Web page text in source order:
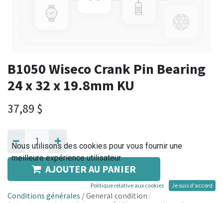
B1050 Wiseco Crank Pin Bearing
24 x 32 x 19.8mm KU
37,89 $
AJOUTER AU PANIER
Conditions générales / General condition :
Nous utilisons des cookies pour vous fournir une
meilleure expérience utilisateur.
Politique relative aux cookies Je suis d'accord